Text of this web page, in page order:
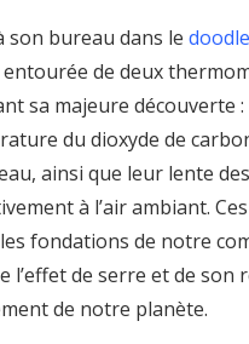
son bureau dans le doodle
entourée de deux
sa majeure découverte
du dioxyde de
ainsi que leur lente
à l’air ambiant.
fondations de notre
l’effet de serre et de son
de notre planète.